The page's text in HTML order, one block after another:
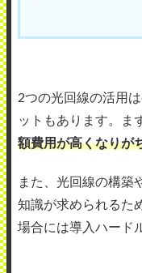
2つの光回線の活用
ットもあります。ま
額費用が高くなりが
また、光回線の構築
知識が求められるた
場合には導入ハード